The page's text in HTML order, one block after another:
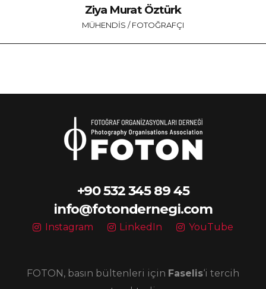
Ziya Murat Öztürk
MÜHENDIS / FOTOĞRAFÇI
+90 532 345 89 45
info@fotondernegi.com
Instagram LinkedIn YouTube
FOTON, basın bültenleri için Faselis‘i tercih